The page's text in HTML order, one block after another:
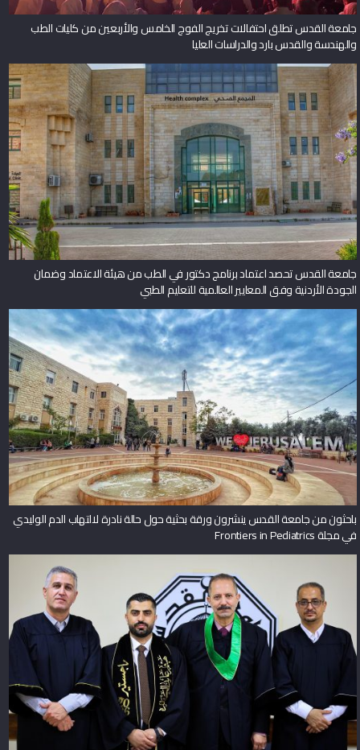
جامعة القدس تطلق احتفالات تخريج الفوج الخامس والأربعين من كليات الطب
والهندسة والقدس بارد والدراسات العليا
جامعة القدس تحصد اعتماد برنامج دكتور في الطب من هيئة الاعتماد وضمان
الجودة الأردنية وفق المعايير العالمية للتعليم الطبي
باحثون من جامعة القدس ينشرون ورقة بحثية حول حالة نادرة لالتهاب الدم الوليدي
في مجلة Frontiers in Pediatrics